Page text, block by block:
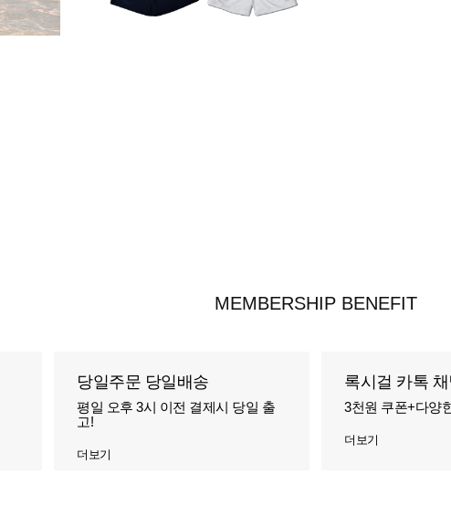
MEMBERSHIP BENEFIT
당일주문 당일배송
평일 오후 3시 이전 결제시 당일 출
고!
더보기
록시걸 카톡
3천원 쿠폰+다양
더보기